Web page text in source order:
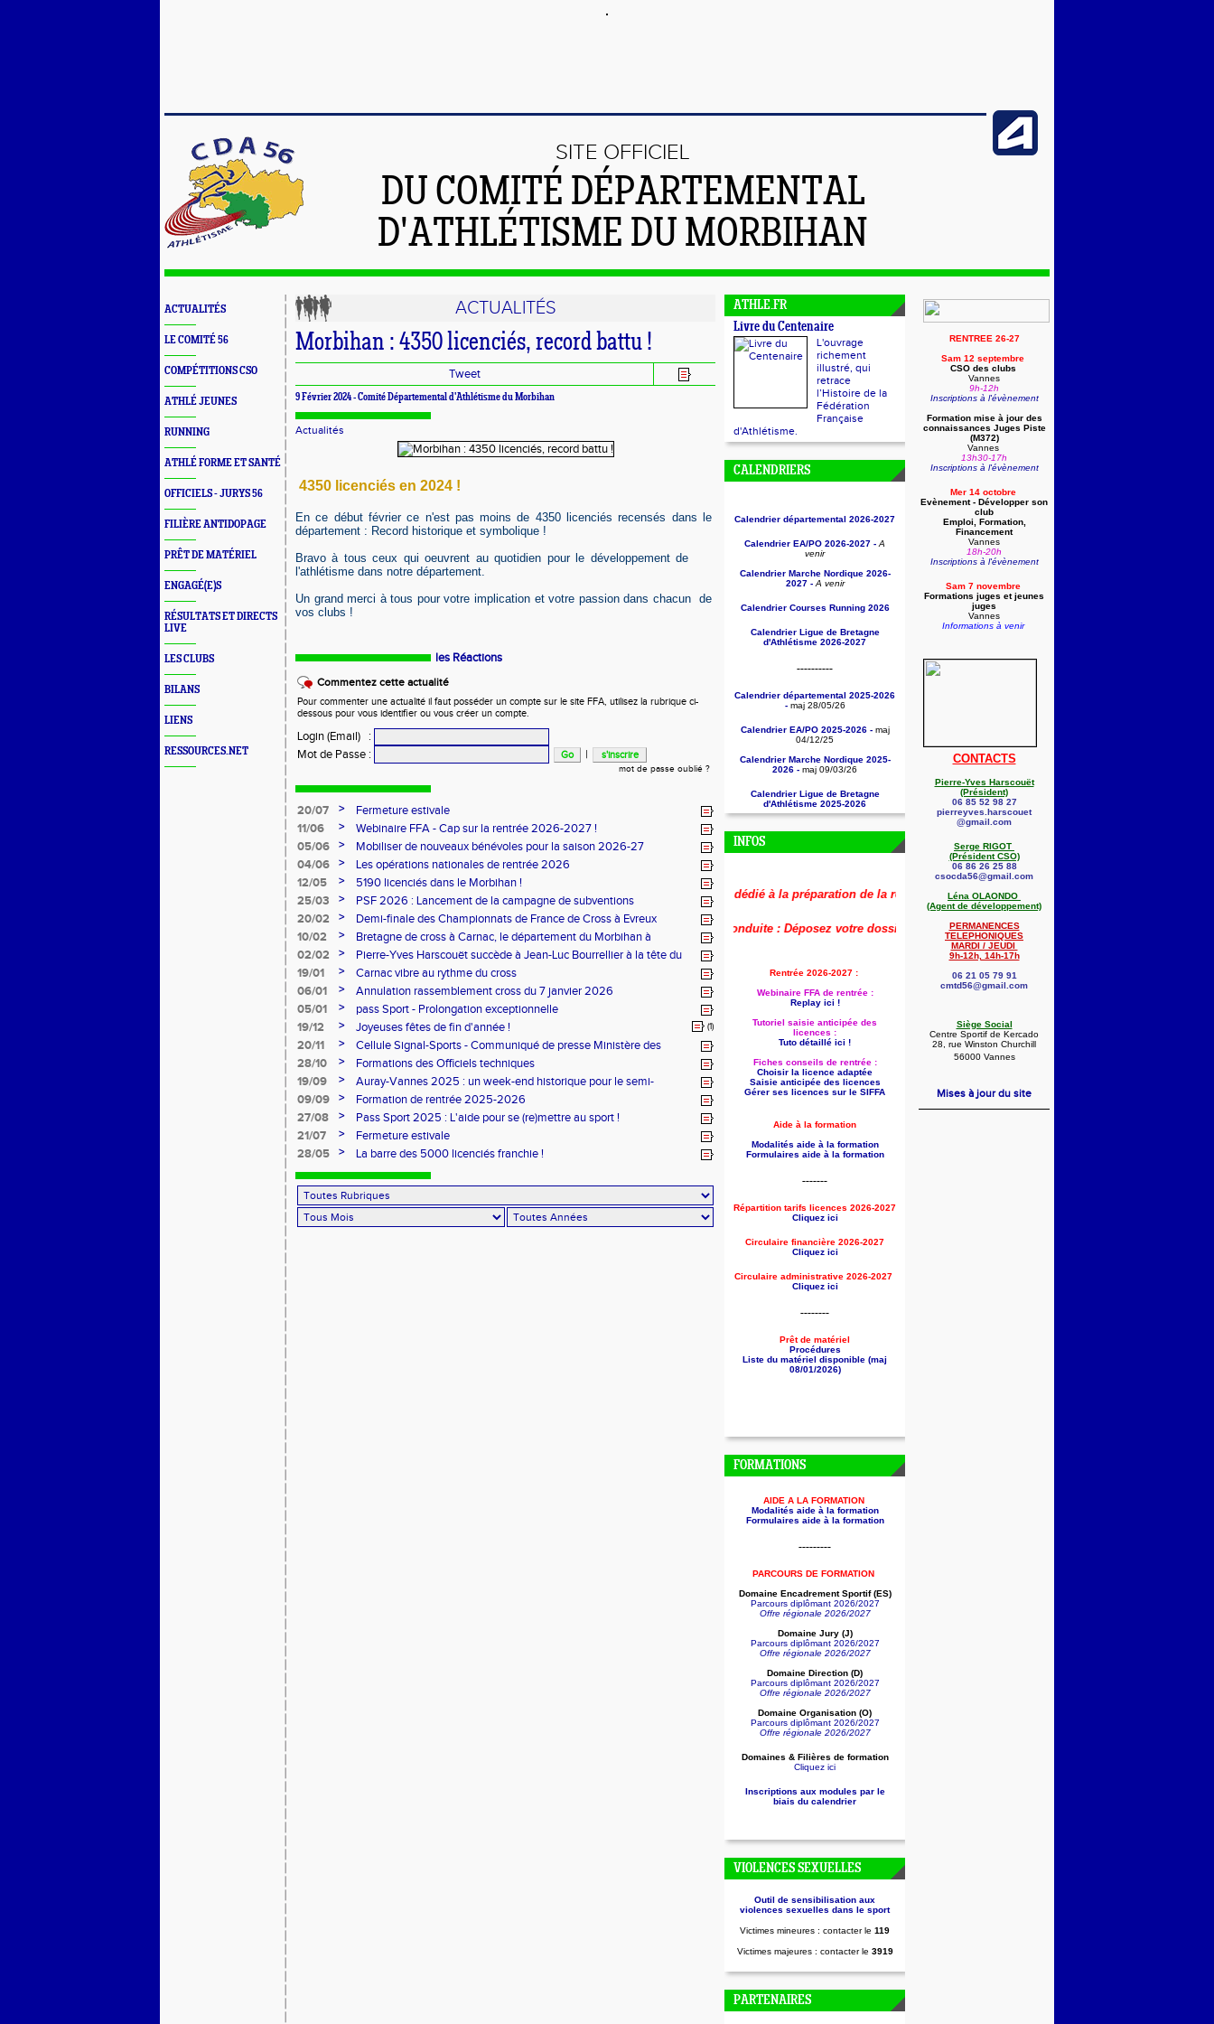
SITE OFFICIEL
DU COMITÉ DÉPARTEMENTAL
D'ATHLÉTISME DU MORBIHAN
ACTUALITÉS
LE COMITÉ 56
COMPÉTITIONS CSO
ATHLÉ JEUNES
RUNNING
ATHLÉ FORME ET SANTÉ
OFFICIELS - JURYS 56
FILIÈRE ANTIDOPAGE
PRÊT DE MATÉRIEL
ENGAGÉ(E)S
RÉSULTATS ET DIRECTS
LIVE
LES CLUBS
BILANS
LIENS
RESSOURCES.NET
ACTUALITÉS
Morbihan : 4350 licenciés, record battu !
Tweet
9 Février 2024 -Comité Départemental d'Athlétisme du Morbihan
Actualités
4350 l icenciés en 2024 !
En ce début février ce n'est pas moins de 4350 licenciés recensés dans le
département : Record historique et symbolique !
Bravo à tous ceux qui oeuvrent au quotidien pour le développement de
l'athlétisme dans notre département.
Un grand merci à tous pour votre implication et votre passion dans chacun de
vos clubs !
les Réactions
Commentez cette actualité
Pour commenter une actualité il faut posséder un compte sur le site FFA, utilisez la rubrique ci-
dessous pour vous identifier ou vous créer un compte.
Login (Email)
:
Mot de Passe : |
mot de passe oublié ?
20/07 >
Fermeture estivale
11/06
>
Webinaire FFA - Cap sur la rentrée 2026-2027 !
05/06
>
Mobiliser de nouveaux bénévoles pour la saison 2026-27
04/06
>
Les opérations nationales de rentrée 2026
12/05
>
5190 licenciés dans le Morbihan !
25/03
>
PSF 2026 : Lancement de la campagne de subventions
20/02
>
Demi-finale des Championnats de France de Cross à Evreux
10/02
>
Bretagne de cross à Carnac, le département du Morbihan à
l'honneur
02/02 >
Pierre-Yves Harscouët succède à Jean-Luc Bourrellier à la tête du
comité du Morbihan
19/01 >
Carnac vibre au rythme du cross
06/01
>
Annulation rassemblement cross du 7 janvier 2026
05/01
>
pass Sport - Prolongation exceptionnelle
19/12
> Joyeuses fêtes de fin d'année ! (1)
20/11 >
Cellule Signal-Sports - Communiqué de presse Ministère des
Sports
28/10 >
Formations des Officiels techniques
19/09
>
Auray-Vannes 2025 : un week-end historique pour le semi-
marathon breton
09/09 >
Formation de rentrée 2025-2026
27/08
>
Pass Sport 2025 : L'aide pour se (re)mettre au sport !
21/07
>
Fermeture estivale
28/05
> La barre des 5000 licenciés franchie !
ATHLE.FR
Livre du Centenaire
L'ouvrage
richement
illustré, qui
retrace
l’Histoire de la
Fédération
Française
d'Athlétisme.
CALENDRIERS
Calendrier départemental 2026-2027
Calendrier EA/PO 2026-2027 - A
venir
Calendrier Marche Nordique 2026-
2027 - A venir
Calendrier Courses Running 2026
Calendrier Ligue de Bretagne
d'Athlétisme 2026-2027
----------
Calendrier départemental 2025-2026
- maj 28/05/26
Calendrier EA/PO 2025-2026 - maj
04/12/25
Calendrier Marche Nordique 2025-
2026 - maj 09/03/26
Calendrier Ligue de Bretagne
d'Athlétisme 2025-2026
INFOS
🚨 Le replay du webinaire dédié à la préparation de la rentrée 2026-2027 (dont la saisie anticipée des licences) est
Aide à la formation reconduite : Déposez votre dossier dès maintenant !🚨👇
Rentrée 2026-2027 :
Webinaire FFA de rentrée :
Replay ici !
Tutoriel saisie anticipée des
licences :
Tuto détaillé ici !
Fiches conseils de rentrée :
Choisir la licence adaptée
Saisie anticipée des licences
Gérer ses licences sur le SIFFA
Aide à la formation
Modalités aide à la formation
Formulaires aide à la formation
-------
Répartition tarifs licences 2026-2027
Cliquez ici
Circulaire financière 2026-2027
Cliquez ici
Circulaire administrative 2026-2027
Cliquez ici
--------
Prêt de matériel
Procédures
Liste du matériel disponible (maj
08/01/2026)
FORMATIONS
AIDE A LA FORMATION
Modalités aide à la formation
Formulaires aide à la formation
---------
PARCOURS DE FORMATION
Domaine Encadrement Sportif (ES)
Parcours diplômant 2026/2027
Offre régionale 2026/2027
Domaine Jury (J)
Parcours diplômant 2026/2027
Offre régionale 2026/2027
Domaine Direction (D)
Parcours diplômant 2026/2027
Offre régionale 2026/2027
Domaine Organisation (O)
Parcours diplômant 2026/2027
Offre régionale 2026/2027
Domaines & Filières de formation
Cliquez ici
Inscriptions aux modules par le
biais du calendrier
VIOLENCES SEXUELLES
Outil de sensibilisation aux
violences sexuelles dans le sport
Victimes mineures : contacter le 119
Victimes majeures : contacter le 3919
PARTENAIRES
RENTREE 26-27
Sam 12 septembre
CSO des clubs
Vannes
9h-12h
Inscriptions à l'évènement
Formation mise à jour des
connaissances Juges Piste
(M372)
Vannes
13h30-17h
Inscriptions à l'évènement
Mer 14 octobre
Evènement - Développer son
club
Emploi, Formation,
Financement
Vannes
18h-20h
Inscriptions à l'évènement
Sam 7 novembre
Formations juges et jeunes
juges
Vannes
Informations à venir
CONTACTS
Pierre-Yves Harscouët
(Président)
06 85 52 98 27
pierreyves.harscouet
@gmail.com
Serge RIGOT
(Président CSO)
06 86 26 25 88
csocda56@gmail.com
Léna OLAONDO
(Agent de développement)
PERMANENCES
TELEPHONIQUES
MARDI / JEUDI
9h-12h, 14h-17h
06 21 05 79 91
cmtd56@gmail.com
Siège Social
Centre Sportif de Kercado
28, rue Winston Churchill
56000 Vannes
Mises à jour du site